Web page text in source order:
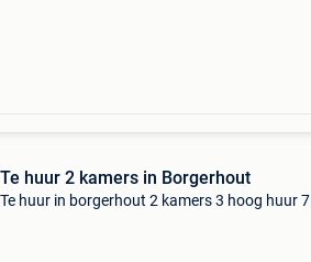
Te huur 2 kamers in Borgerhout
Te huur in borgerhout 2 kamers 3 hoog huur